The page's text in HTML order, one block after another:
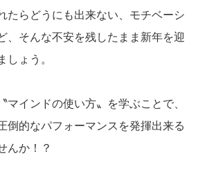
たらどうにも出来ない、モチベーシ
、そんな不安を残したまま新年を迎
しょう。
マインドの使い方〟を学ぶことで、
倒的なパフォーマンスを発揮出来る
んか！？